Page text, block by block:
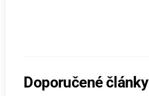
Doporučené články